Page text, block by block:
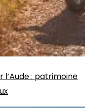
l’Aude : patrimoine